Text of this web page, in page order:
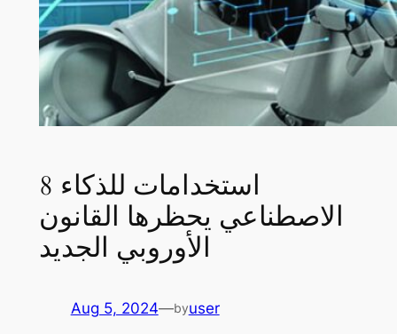
8 استخدامات للذكاء
الاصطناعي يحظرها القانون
الأوروبي الجديد
Aug 5, 2024—byuser